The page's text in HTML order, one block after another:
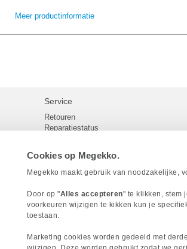
Cookies op Megekko.
Megekko maakt gebruik van noodzakelijke,
Door op "Alles accepteren" te klikken, stem
voorkeuren wijzigen te kikken kun je
toestaan.
Marketing cookies worden gedeeld met
Meer productinformatie
Service
Retouren
Reparatiestatus
Herroepingsrecht
Betaalmethoden
Megekko builds
Toegankelijkheid